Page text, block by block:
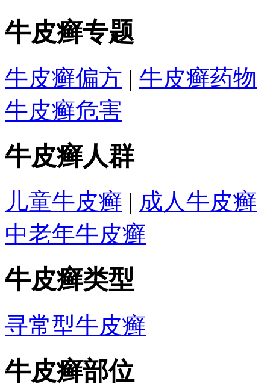
牛皮癣专题
牛皮癣偏方 | 牛皮癣药物
牛皮癣危害
牛皮癣人群
儿童牛皮癣 | 成人牛皮癣
中老年牛皮癣
牛皮癣类型
寻常型牛皮癣
牛皮癣部位